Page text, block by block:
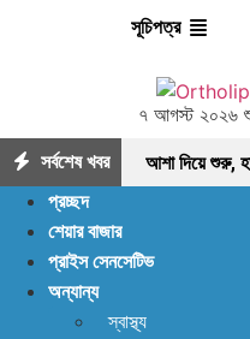
সূচিপত্র
৭ আগস্ট ২০২৬
সর্বশেষ খবর আশা দিয়ে শুরু,
প্রাণ ফিরছে, বাড়ছে
প্রচ্ছদ
শেয়ার বাজার
প্রাইস সেনসেটিভ
অন্যান্য
স্বাস্থ্য